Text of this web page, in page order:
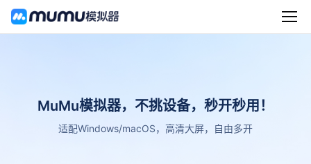
MuMu模拟器，不挑设备，秒开秒用！
适配Windows/macOS，高清大屏，自由多开